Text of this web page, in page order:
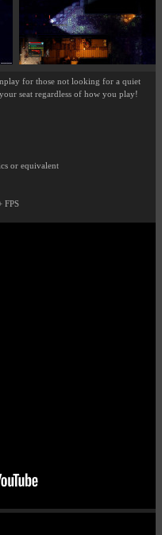
for those not looking for a quiet
seat regardless of how you play!
or equivalent
FPS